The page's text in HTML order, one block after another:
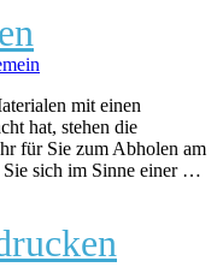
mit einen
hat, stehen die
für Sie zum Abholen am
Sie sich im Sinne einer …